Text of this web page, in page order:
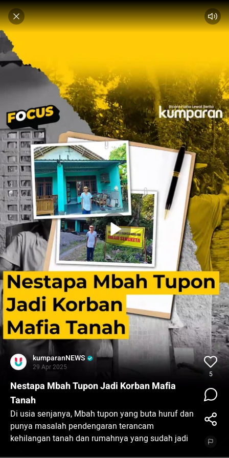
kumparanNEWS
29 Apr 2025
Nestapa Mbah Tupon Jadi Korban Mafia
Tanah
Di usia senjanya, Mbah tupon yang buta huruf dan
punya masalah pendengaran terancam
kehilangan tanah dan rumahnya yang sudah jadi
5